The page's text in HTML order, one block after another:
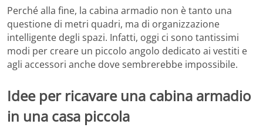
Perché alla fine, la cabina armadio non è tanto una
questione di metri quadri, ma di organizzazione
intelligente degli spazi. Infatti, oggi ci sono tantissimi
modi per creare un piccolo angolo dedicato ai vestiti e
agli accessori anche dove sembrerebbe impossibile.
Idee per ricavare una cabina armadio
in una casa piccola